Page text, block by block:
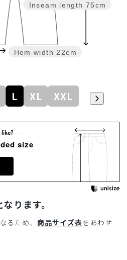
Inseam length 75cm
Hem width 22cm
L XL XXL
size
ります。
るため、 商品サイズ表をあわせ